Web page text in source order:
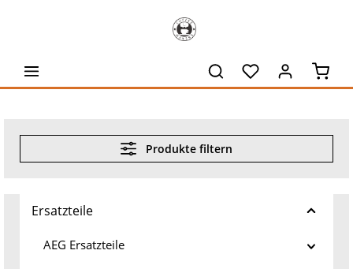
Produkte filtern
Ersatzteile
AEG Ersatzteile